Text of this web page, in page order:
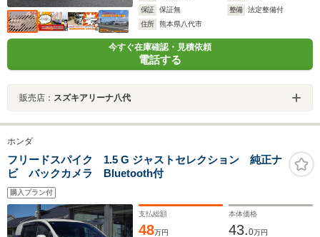
保証
保証無 整備
法定整備付
住所
熊本県八代市
今すぐ在庫確認・見積依頼
電話する
販売店： スズキアリーナ八代
ホンダ
フリードスパイク 1.5 G ジャストセレクション 純正ナ
ビ バックカメラ Bluetooth付
購入プラン付
支払総額
48万円
本体価格
43.0万円